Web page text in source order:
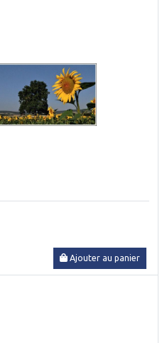
Ajouter au panier